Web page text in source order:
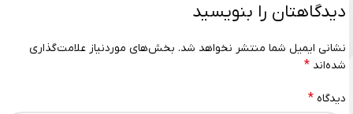
دیدگاهتان را بنویسید
نشانی ایمیل شما منتشر نخواهد شد. بخش‌های موردنیاز علامت‌گذاری
شده‌اند *
دیدگاه *